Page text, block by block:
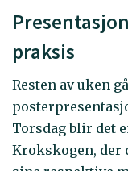
praksis
Resten av uken
Torsdag blir det
Krokskogen, der